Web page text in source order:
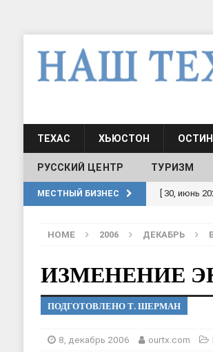
ТЕХАС ХЬЮСТОН ОСТИН
РУССКИЙ ЦЕНТР ТУРИЗМ
МЕСТНЫЙ БИЗНЕС [ 30, июнь
ШКОЛЫ И
[ 17, июнь
[ 20, август
HOME 2006 ДЕКАБРЬ
ИЗМЕНЕНИЕ
ПОДГОТОВЛЕНО Т. ШЕРМАН
8, декабрь 2006 ourtx.com